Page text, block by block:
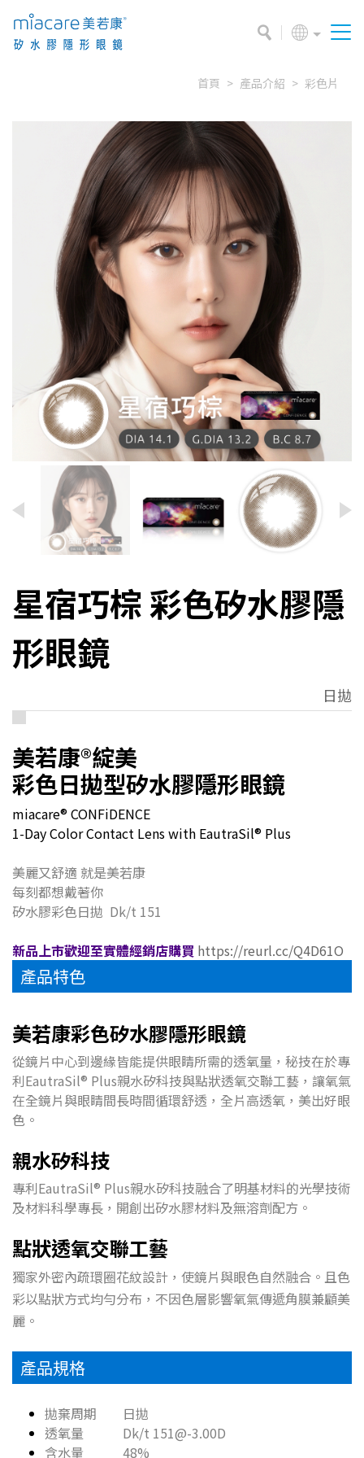
首頁 產品介紹 彩色片
星宿巧棕 彩色矽水膠隱
形眼鏡
日拋
美若康®綻美
彩色日拋型矽水膠隱形眼鏡
miacare® CONFiDENCE
1-Day Color Contact Lens with EautraSil® Plus
美麗又舒適 就是美若康
每刻都想戴著你
矽水膠彩色日拋 Dk/t 151
新品上市歡迎至實體經銷店購買 https://reurl.cc/Q4D61O
產品特色
美若康彩色矽水膠隱形眼鏡
從鏡片中心到邊緣皆能提供眼睛所需的透氧量，秘技在於專
利EautraSil® Plus親水矽科技與點狀透氧交聯工藝，讓氧氣
在全鏡片與眼睛間長時間循環舒透，全片高透氧，美出好眼
色。
親水矽科技
專利EautraSil® Plus親水矽科技融合了明基材料的光學技術
及材料科學專長，開創出矽水膠材料及無溶劑配方。
點狀透氧交聯工藝
獨家外密內疏環圈花紋設計，使鏡片與眼色自然融合。且色
彩以點狀方式均勻分布，不因色層影響氧氣傳遞角膜兼顧美
麗。
產品規格
拋棄周期 日拋
透氧量 Dk/t 151@-3.00D
含水量 48%